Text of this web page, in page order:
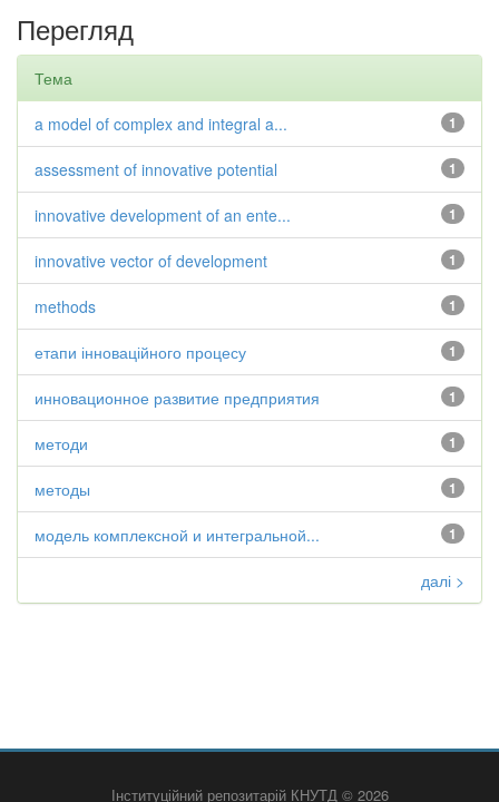
Перегляд
Тема
1
a model of complex and integral a...
1
assessment of innovative potential
1
innovative development of an ente...
1
innovative vector of development
1
methods
1
етапи інноваційного процесу
1
инновационное развитие предприятия
1
методи
1
методы
1
модель комплексной и интегральной...
далі >
Інституційний репозитарій КНУТД © 2026